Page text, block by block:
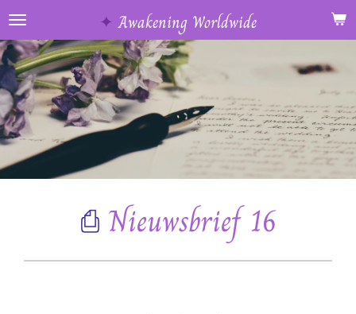
Ga
direct
naar
de
hoofdinhoud
✦ Awakening Worldwide
⎙ Nieuwsbrief 16